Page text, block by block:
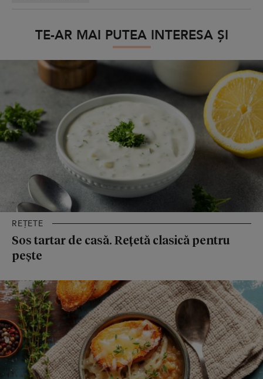
TE-AR MAI PUTEA INTERESA ȘI
REȚETE
Sos tartar de casă. Rețetă clasică pentru
pește